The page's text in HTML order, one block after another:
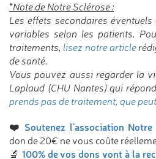
*Note de Notre Sclérose :
Les effets secondaires
variables selon les patients.
traitements, lisez notre article
de santé.
Vous pouvez aussi regarder la
Laplaud (CHU Nantes) qui
prends pas de traitement, que
❤️ Soutenez l'association Notre
don de 20€ ne vous coûte
🔬 100% de vos dons vont à la